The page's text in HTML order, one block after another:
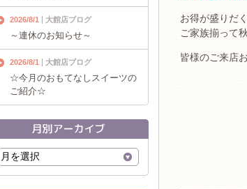
お得が盛りだ
ご家族揃って
皆様のご来店
2026/8/1 大館店ブログ
～連休のお知らせ～
2026/8/1 大館店ブログ
☆今月のおもてなしスイーツの
ご紹介☆